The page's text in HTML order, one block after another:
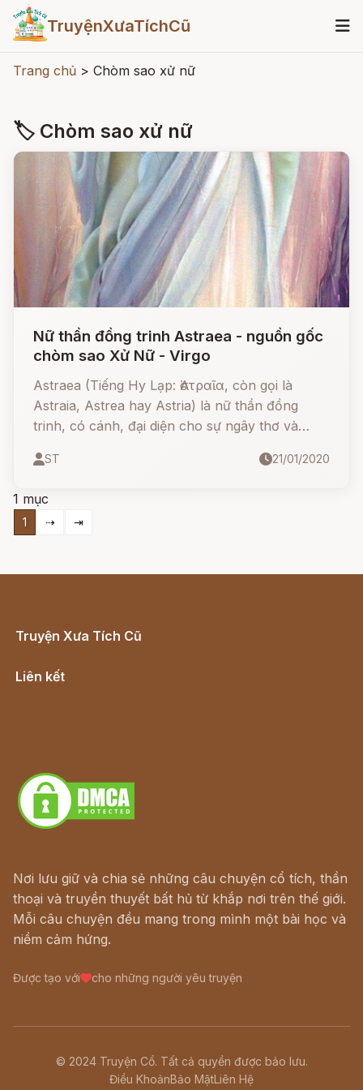
TruyệnXưaTíchCũ
Trang chủ > Chòm sao xử nữ
🏷 Chòm sao xử nữ
Nữ thần đồng trinh Astraea - nguồn gốc
chòm sao Xử Nữ - Virgo
Astraea (Tiếng Hy Lạp: Ἀστραῖα, còn gọi là
Astraia, Astrea hay Astria) là nữ thần đồng
trinh, có cánh, đại diện cho sự ngây thơ và
hình ảnh chòm sao Xử Nữ/Virgo.
ST 21/01/2020
1 mục
1 ⇢ ⇥
Truyện Xưa Tích Cũ
Liên kết
Nơi lưu giữ và chia sẻ những câu chuyện cổ tích, thần
thoại và truyền thuyết bất hủ từ khắp nơi trên thế giới.
Mỗi câu chuyện đều mang trong mình một bài học và
niềm cảm hứng.
Được tạo với cho những người yêu truyện
© 2024 Truyện Cổ. Tất cả quyền được bảo lưu.
Điều KhoảnBảo MậtLiên Hệ